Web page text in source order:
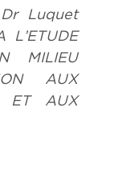
Luquet
L’ETUDE
MILIEU
AUX
ET AUX